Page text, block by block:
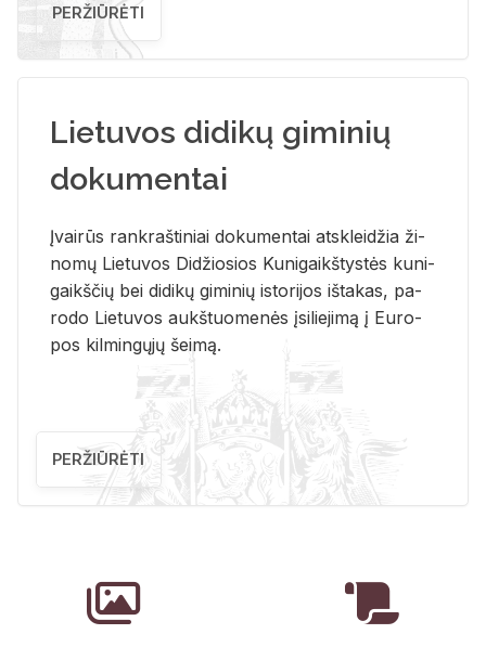
PERŽIŪRĖTI
Lietuvos didikų giminių
dokumentai
Įvai­rūs rank­raš­ti­niai do­ku­men­tai at­sklei­džia ži­
no­mų Lie­tu­vos Di­džio­sios Ku­ni­gaikš­tys­tės ku­ni­
gaikš­čių bei di­di­kų gi­mi­nių is­to­ri­jos iš­ta­kas, pa­
ro­do Lie­tu­vos aukš­tuo­me­nės įsi­lie­ji­mą į Eu­ro­
pos kil­min­gų­jų šei­mą.
PERŽIŪRĖTI